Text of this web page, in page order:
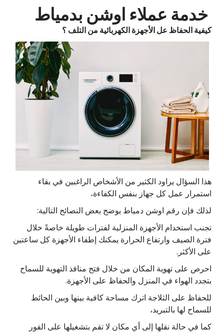
خدمة عملاء اوشن بدمياط
كيفية الحفاظ عل الأجهزة الكهربائية من التلف ؟
هذا السؤال يراود الكثير من الأشخاص الراغبين في بقاء
استمرار عمل كل جهاز بنفس الكفاءة،
لذلك فإن رقم اوشن دمياط يوضح بعض النصائح التالية:
تجنب استخدام الأجهزة المنزلية لفترات طويلة خاصةً خلال
فترة الصيف وارتفاع الحرارة يمكنك إطفاء الأجهزة كل ساعتين
على الأكثر.
احرص على تهوية المكان من خلال فتح منافذ التهوية للسماح
بتجدد الهواء في المنزل والحفاظ على الأجهزة.
للحفاظ على الثلاجة اترك مساحة كافية بينها وبين الحائط
للسماح لها بالتبريد،
كما في حالة نقلها إلى أي مكان لا تقم بتشغيلها على الفور